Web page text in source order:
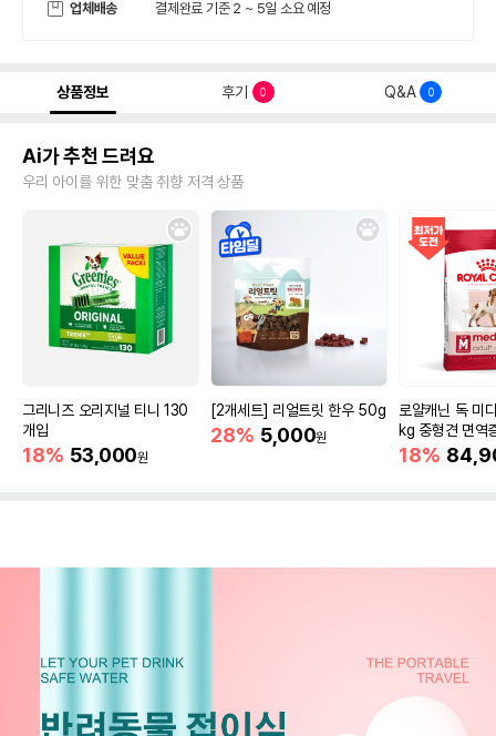
업체배송 결제완료 기준 2 ~ 5일 소요 예정
상품정보 후기 0 Q&A 0
Ai가 추천 드려요
우리 아이를 위한 맞춤 취향 저격 상품
그리니즈 오리지널 티니 130
개입
18% 53,000원
[2개세트] 리얼트릿 한우 50g
28% 5,000원
로얄캐닌 독 미
kg 중형견 면역
18%